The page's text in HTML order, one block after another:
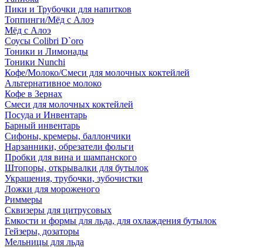
Пики и Трубочки для напитков
Топпинги/Мёд с Алоэ
Мёд с Алоэ
Соусы Colibri D`oro
Тоники и Лимонады
Тоники Nunchi
Кофе/Молоко/Смеси для молочных коктейлей
Альтернативное молоко
Кофе в Зернах
Смеси для молочных коктейлей
Посуда и Инвентарь
Барный инвентарь
Сифоны, кремеры, баллончики
Нарзанники, обрезатели фольги
Пробки для вина и шампанского
Штопоры, открывалки для бутылок
Украшения, трубочки, зубочистки
Ложки для мороженого
Риммеры
Сквизеры для цитрусовых
Емкости и формы для льда, для охлаждения бутылок
Гейзеры, дозаторы
Мельницы для льда